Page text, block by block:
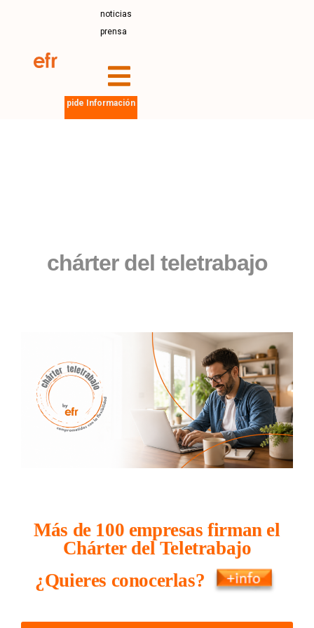
noticias
prensa
pide Información
chárter del teletrabajo
Más de 100 empresas firman el
Chárter del Teletrabajo
¿Quieres conocerlas?